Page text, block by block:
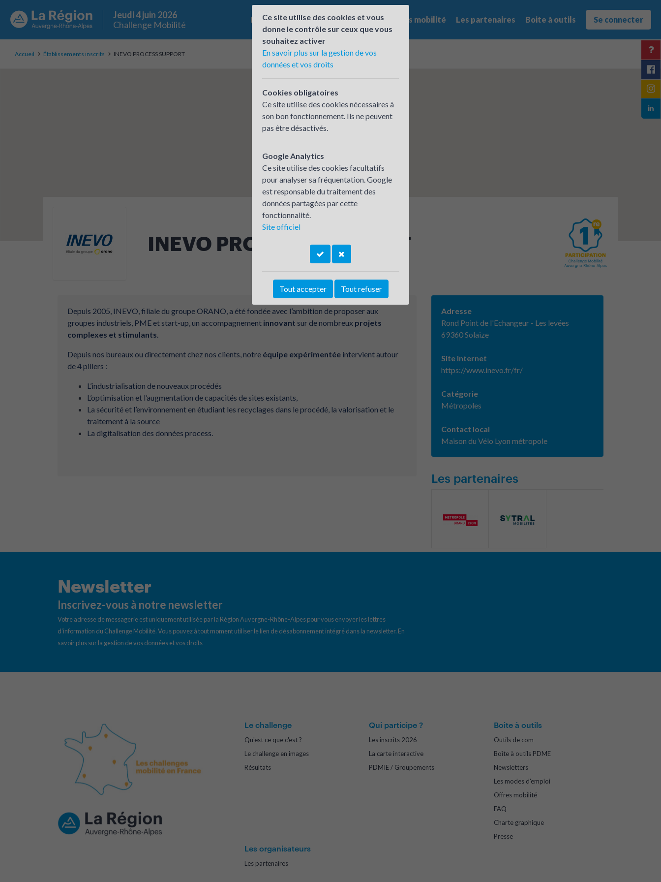
Jeudi 4 juin 2026
Challenge Mobilité
Le challenge Qui participe ? Les offres mobilité Les partenaires Boite à outils Se connecter
Accueil Établissements inscrits INEVO PROCESS SUPPORT
INEVO PROCESS SUPPORT
Depuis 2005, INEVO, filiale du groupe ORANO, a été fondée avec l’ambition de proposer aux
groupes industriels, PME et start-up, un accompagnement innovant sur de nombreux projets
complexes et stimulants.
Depuis nos bureaux ou directement chez nos clients, notre équipe expérimentée intervient autour
de 4 piliers :
L’industrialisation de nouveaux procédés
L’optimisation et l’augmentation de capacités de sites existants,
La sécurité et l’environnement en étudiant les recyclages dans le procédé, la valorisation et le
traitement à la source
La digitalisation des données process.
Adresse
Rond Point de l'Echangeur - Les levées
69360 Solaize
Site Internet
https://www.inevo.fr/fr/
Catégorie
Métropoles
Contact local
Maison du Vélo Lyon métropole
Les partenaires
Newsletter
Inscrivez-vous à notre newsletter
Votre adresse de messagerie est uniquement utilisée par la Région Auvergne-Rhône-Alpes pour vous envoyer les lettres
d’information du Challenge Mobilité. Vous pouvez à tout moment utiliser le lien de désabonnement intégré dans la newsletter. En
savoir plus sur la gestion de vos données et vos droits
Le challenge
Qu'est ce que c'est ?
Le challenge en images
Résultats
Qui participe ?
Les inscrits 2026
La carte interactive
PDMIE / Groupements
Boite à outils
Outils de com
Boîte à outils PDME
Newsletters
Les modes d'emploi
Offres mobilité
FAQ
Charte graphique
Presse
Les organisateurs
Les partenaires
Ce site utilise des cookies et vous
donne le contrôle sur ceux que vous
souhaitez activer
En savoir plus sur la gestion de vos
données et vos droits
Cookies obligatoires
Ce site utilise des cookies nécessaires à
son bon fonctionnement. Ils ne peuvent
pas être désactivés.
Google Analytics
Ce site utilise des cookies facultatifs
pour analyser sa fréquentation. Google
est responsable du traitement des
données partagées par cette
fonctionnalité.
Site officiel
Tout accepter Tout refuser